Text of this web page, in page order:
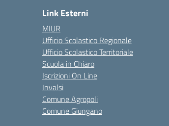
Link Esterni
MIUR
Ufficio Scolastico Regionale
Ufficio Scolastico Territoriale
Scuola in Chiaro
Iscrizioni On Line
Invalsi
Comune Agropoli
Comune Giungano